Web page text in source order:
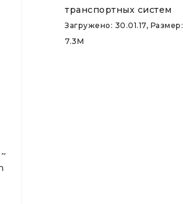
транспортных систем
Загружено: 30.01.17, Размер:
7.3M